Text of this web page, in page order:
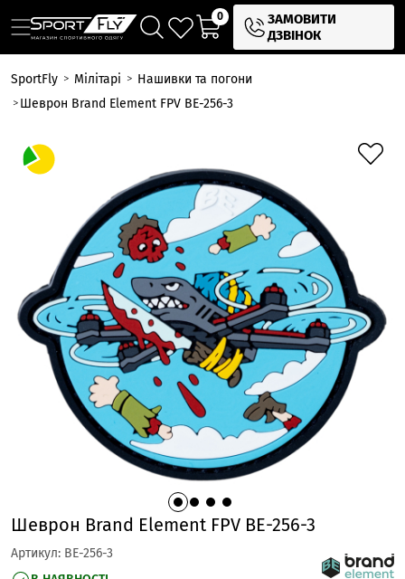
0
ЗАМОВИТИ
ДЗВІНОК
SportFly Мілітарі
Нашивки та погони
Шеврон Brand Element FPV BE-256-3
Шеврон Brand Element FPV BE-256-3
Артикул: BE-256-3